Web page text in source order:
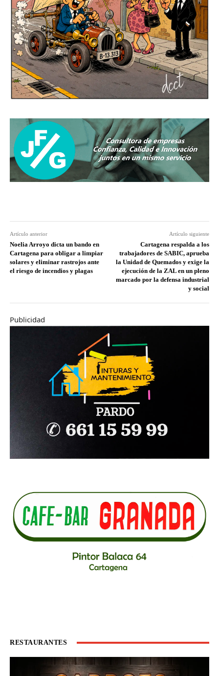
Artículo anterior
Noelia Arroyo dicta un bando en
Cartagena para obligar a limpiar
solares y eliminar rastrojos ante
el riesgo de incendios y plagas
Artículo siguiente
Cartagena respalda a los
trabajadores de SABIC, aprueba
la Unidad de Quemados y exige la
ejecución de la ZAL en un pleno
marcado por la defensa industrial
y social
Publicidad
RESTAURANTES